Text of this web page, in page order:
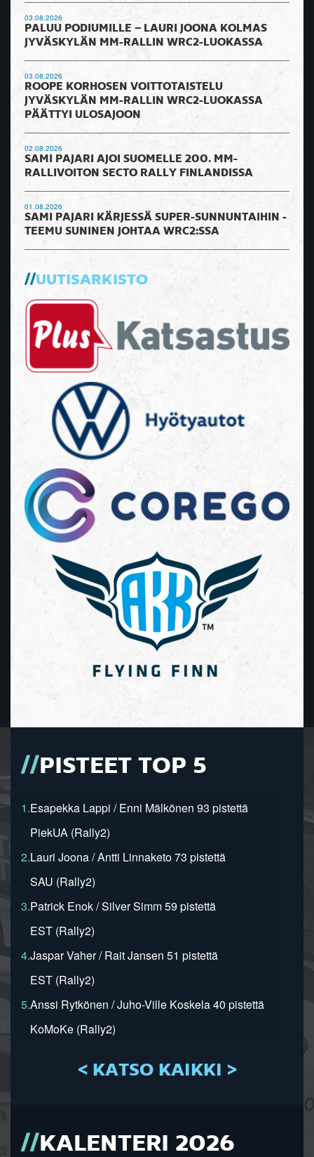
03.08.2026
PALUU PODIUMILLE – LAURI JOONA KOLMAS
JYVÄSKYLÄN MM-RALLIN WRC2-LUOKASSA
03.08.2026
ROOPE KORHOSEN VOITTOTAISTELU
JYVÄSKYLÄN MM-RALLIN WRC2-LUOKASSA
PÄÄTTYI ULOSAJOON
02.08.2026
SAMI PAJARI AJOI SUOMELLE 200. MM-
RALLIVOITON SECTO RALLY FINLANDISSA
01.08.2026
SAMI PAJARI KÄRJESSÄ SUPER-SUNNUNTAIHIN -
TEEMU SUNINEN JOHTAA WRC2:SSA
UUTISARKISTO
PISTEET TOP 5
1.Esapekka Lappi / Enni Mälkönen 93 pistettä
PiekUA (Rally2)
2.Lauri Joona / Antti Linnaketo 73 pistettä
SAU (Rally2)
3.Patrick Enok / Silver Simm 59 pistettä
EST (Rally2)
4.Jaspar Vaher / Rait Jansen 51 pistettä
EST (Rally2)
5.Anssi Rytkönen / Juho-Ville Koskela 40 pistettä
KoMoKe (Rally2)
< KATSO KAIKKI >
KALENTERI 2026